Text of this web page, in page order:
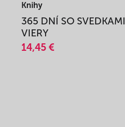
Knihy
365 DNÍ SO SVEDKAMI
VIERY
14,45 €